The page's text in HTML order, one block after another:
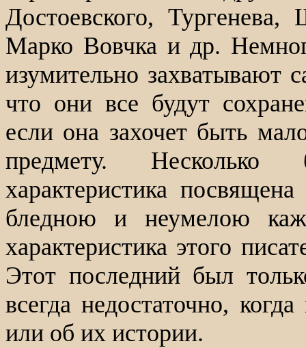
Достоевского,
Марко Вовчка и др.
изумительно захватывают
что они все будут
если она захочет быть
предмету. Несколько
характеристика
бледною и неумелою
характеристика этого
Этот последний был
всегда недостаточно,
или об их истории.